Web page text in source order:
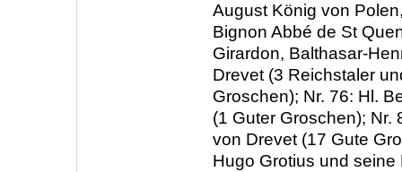
August König von
Bignon Abbé de St
Girardon, Balthasar-
Drevet (3 Reichstaler
Groschen); Nr. 76: Hl.
(1 Guter Groschen); Nr.
von Drevet (17 Gute
Hugo Grotius und seine